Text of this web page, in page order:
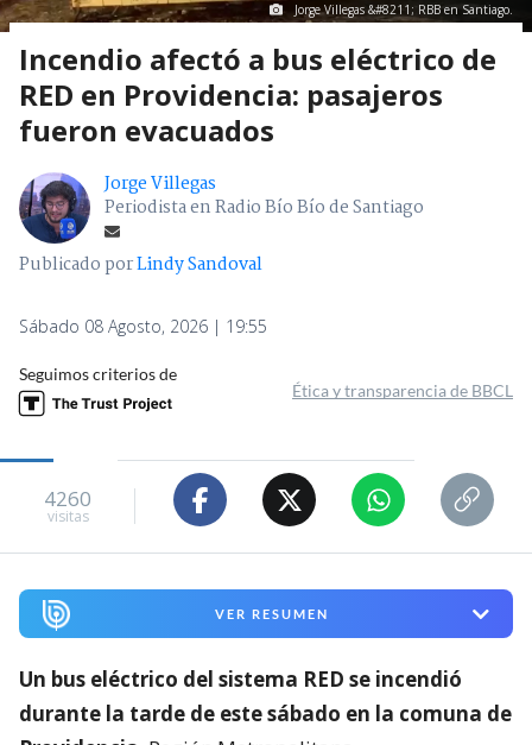
Jorge Villegas &#8211; RBB en Santiago.
Incendio afectó a bus eléctrico de
RED en Providencia: pasajeros
fueron evacuados
Jorge Villegas
Periodista en Radio Bío Bío de Santiago
Publicado porLindy Sandoval
Sábado 08 Agosto, 2026 | 19:55
Seguimos criterios de
Ética y transparencia de BBCL
4260
visitas
VER RESUMEN
Un bus eléctrico del sistema RED se incendió
durante la tarde de este sábado en la comuna de